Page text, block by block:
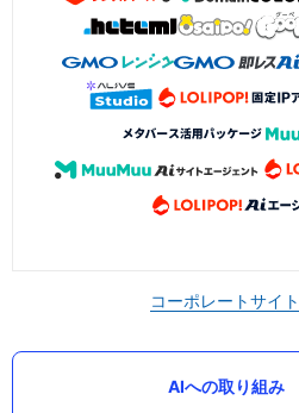
コーポレートサイト
AIへの取り組み